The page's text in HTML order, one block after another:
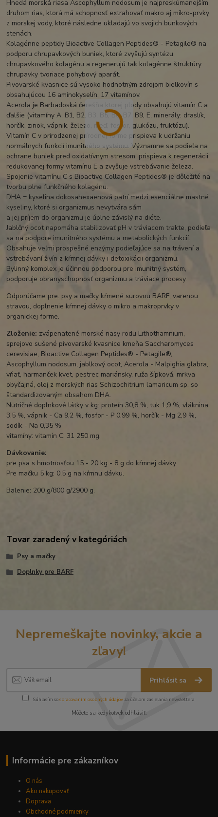
Hnedá morská riasa Ascophyllum nodosum je najpreskúmanejším
druhom rias, ktorá má schopnosť extrahovať makro aj mikro-prvky
z morskej vody, ktoré následne ukladajú vo svojich bunkových
stenách.
Kolagénne peptidy Bioactive Collagen Peptides® - Petagile® na
podporu chrupavkových buniek, ktoré zvyšujú syntézu
chrupavkového kolagénu a regenerujú tak kolagénne štruktúry
chrupavky tvoriace pohybový aparát.
Pivovarské kvasnice sú vysoko hodnotným zdrojom bielkovín s
obsahujúcou 16 aminokyselín, 17 vitamínov.
Acerola je Barbadoská čerešňa ktorej plody obsahujú vitamín C a
ďalšie (vitamíny A, B1, B2, B3, B5, B6, B7, B9, E, minerály: draslík,
horčík, zinok, vápnik, železo, meď, fosfor, glukózu, fruktózu).
Vitamín C v prirodzenej prírodnej forme prispieva k udržaniu
normálnych funkcií imunitného systému. Významne sa podieľa na
ochrane buniek pred oxidatívnym stresom, prispieva k regenerácii
redukovanej formy vitamínu E a zvyšuje vstrebávanie železa.
Spojenie vitamínu C s Bioactive Collagen Peptides® je dôležité na
tvorbu plne funkčného kolagénu.
DHA = kyselina dokosahexaenová patrí medzi esenciálne mastné
kyseliny, ktoré si organizmus nevytvára sám
a jej príjem do organizmu je úplne závislý na diéte.
Jablčný ocot napomáha stabilizovať pH v tráviacom trakte, podieľa
sa na podpore imunitného systému a metabolických funkcií.
Obsahuje veľmi prospešné enzýmy podieľajúce sa na trávení a
vstrebávaní živín z kŕmnej dávky i detoxikácii organizmu.
Bylinný komplex je účinnou podporou pre imunitný systém,
podporuje obranyschopnosť organizmu a tráviace procesy.
Odporúčame pre: psy a mačky kŕmené surovou BARF, varenou
stravou, doplnenie kŕmnej dávky o mikro a makroprvky v
organickej forme.
Zloženie: zvápenatené morské riasy rodu Lithothamnium,
sprejovo sušené pivovarské kvasnice kmeňa Saccharomyces
cerevisiae, Bioactive Collagen Peptides® - Petagile®,
Ascophyllum nodosum, jablkový ocot, Acerola - Malpighia glabra,
vňať, harmanček kvet, pestrec mariánsky, ruža šípková, mrkva
obyčajná, olej z morských rias Schizochitrium lamaricum sp. so
štandardizovaným obsahom DHA.
Nutričné ​​doplnkové látky v kg: proteín 30,8 %, tuk 1,9 %, vláknina
3,5 %, vápnik - Ca 9,2 %, fosfor - P 0,99 %, horčík - Mg 2,9 %,
sodík - Na 0,35 %
vitamíny: vitamín C: 31 250 mg.
Dávkovanie:
pre psa s hmotnosťou 15 - 20 kg - 8 g do kŕmnej dávky.
Pre mačku 5 kg: 0,5 g na kŕmnu dávku.
Balenie: 200 g/800 g/2900 g.
Tovar zaradený v kategóriách
Psy a mačky
Doplnky pre BARF
Nepremeškajte novinky, akcie a
zľavy!
Prihlásiť sa
Súhlasím sospracovaním osobných údajov za účelom zasielania newslettera.
Môžete sa kedykoľvek odhlásiť.
Informácie pre zákazníkov
O nás
Ako nakupovať
Doprava
Obchodné podmienky